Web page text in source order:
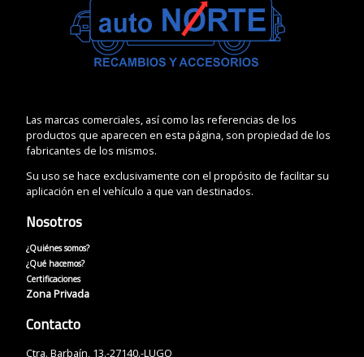
Las marcas comerciales, así como las referencias de los
productos que aparecen en esta página, son propiedad de los
fabricantes de los mismos.
Su uso se hace exclusivamente con el propósito de facilitar su
aplicación en el vehículo a que van destinados.
Nosotros
¿Quiénes somos?
¿Qué hacemos?
Certificaciones
Zona Privada
Contacto
Ctra. Barbaín, 13.-27140.-LUGO